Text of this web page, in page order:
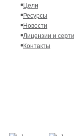
Цели
Ресурсы
Новости
Лицензии и
Контакты